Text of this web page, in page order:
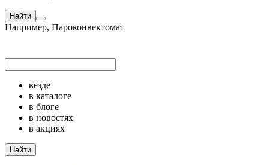
Найти
Например, Пароконвектомат
везде
в каталоге
в блоге
в новостях
в акциях
Найти